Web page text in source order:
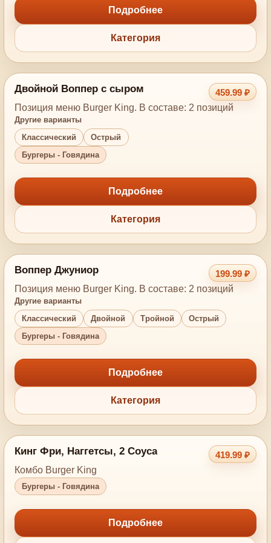
Подробнее
Категория
Двойной Воппер с сыром
459.99 ₽
Позиция меню Burger King. В составе: 2 позиций
Другие варианты
Классический
Острый
Бургеры - Говядина
Подробнее
Категория
Воппер Джуниор
199.99 ₽
Позиция меню Burger King. В составе: 2 позиций
Другие варианты
Классический
Двойной Тройной
Острый
Бургеры - Говядина
Подробнее
Категория
Кинг Фри, Наггетсы, 2 Соуса
419.99 ₽
Комбо Burger King
Бургеры - Говядина
Подробнее